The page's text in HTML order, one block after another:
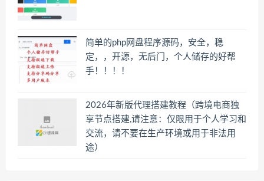
简单的php网盘程序源码，安全，稳
定，，开源，无后门，个人储存的好帮
手！！！！
2026年新版代理搭建教程（跨境电商独
享节点搭建,请注意：仅限用于个人学习和
交流，请不要在生产环境或用于非法用
途）